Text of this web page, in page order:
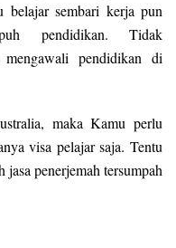
sembari kerja pun
pendidikan. Tidak
pendidikan di
maka Kamu perlu
visa pelajar saja. Tentu
penerjemah tersumpah